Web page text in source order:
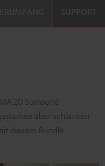
SUPPORT
20 Surround
aber schlanken
diesem Bundle